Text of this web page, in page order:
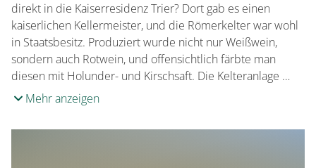
direkt in die Kaiserresidenz Trier? Dort gab es einen
kaiserlichen Kellermeister, und die Römerkelter war wohl
in Staatsbesitz. Produziert wurde nicht nur Weißwein,
sondern auch Rotwein, und offensichtlich färbte man
diesen mit Holunder- und Kirschsaft. Die Kelteranlage …
Mehr anzeigen